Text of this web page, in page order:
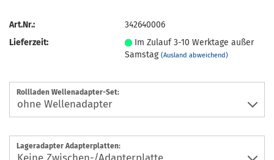
Art.Nr.:
342640006
Lieferzeit:
Im Zulauf 3-10 Werktage außer
Samstag(Ausland abweichend)
Rollladen Wellenadapter-Set:
Lageradapter Adapterplatten: